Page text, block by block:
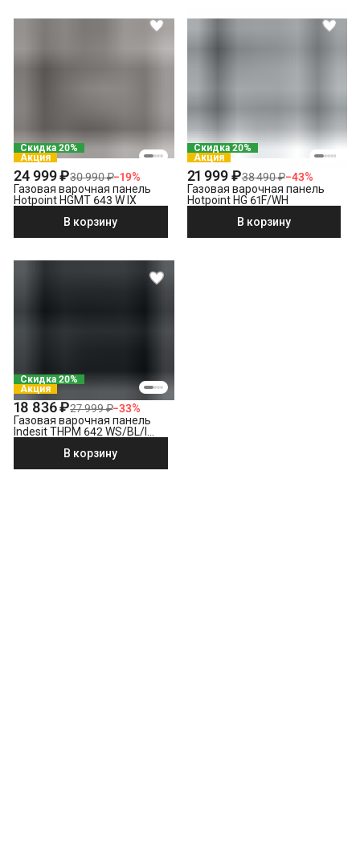
Скидка 20%
Акция
24 999 ₽30 990 ₽−19%
Газовая варочная панель
Hotpoint HGMT 643 W IX
В корзину
Скидка 20%
Акция
21 999 ₽38 490 ₽−43%
Газовая варочная панель
Hotpoint HG 61F/WH
В корзину
Скидка 20%
Акция
18 836 ₽27 999 ₽−33%
Газовая варочная панель
Indesit THPM 642 WS/BL/I
В корзину